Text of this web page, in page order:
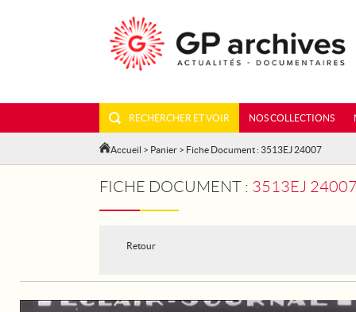
RECHERCHER ET VOIR NOS COLLECTIONS
Accueil > Panier > Fiche Document : 3513EJ 24007
FICHE DOCUMENT : 3513EJ 24007 -
Retour